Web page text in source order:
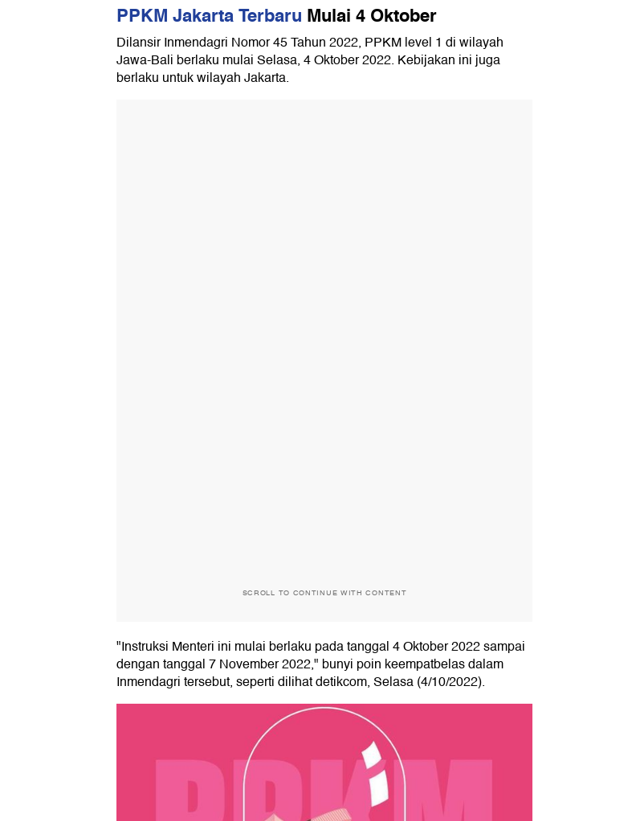
PPKM Jakarta Terbaru Mulai 4 Oktober
Dilansir Inmendagri Nomor 45 Tahun 2022, PPKM level 1 di wilayah
Jawa-Bali berlaku mulai Selasa, 4 Oktober 2022. Kebijakan ini juga
berlaku untuk wilayah Jakarta.
SCROLL TO CONTINUE WITH CONTENT
"Instruksi Menteri ini mulai berlaku pada tanggal 4 Oktober 2022 sampai
dengan tanggal 7 November 2022," bunyi poin keempatbelas dalam
Inmendagri tersebut, seperti dilihat detikcom, Selasa (4/10/2022).